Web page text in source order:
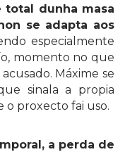
total dunha masa
se adapta aos
especialmente
momento no que
Máxime se
sinala a propia
o proxecto fai uso.
a perda de